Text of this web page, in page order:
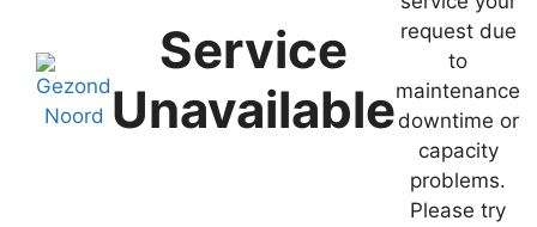
Service
Unavailable
request due
to
maintenance
downtime or
capacity
problems.
Please try